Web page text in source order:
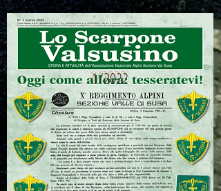
1/2022